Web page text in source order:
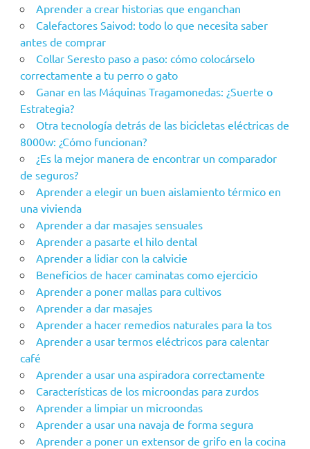
Aprender a crear historias que enganchan
Calefactores Saivod: todo lo que necesita saber
antes de comprar
Collar Seresto paso a paso: cómo colocárselo
correctamente a tu perro o gato
Ganar en las Máquinas Tragamonedas: ¿Suerte o
Estrategia?
Otra tecnología detrás de las bicicletas eléctricas de
8000w: ¿Cómo funcionan?
¿Es la mejor manera de encontrar un comparador
de seguros?
Aprender a elegir un buen aislamiento térmico en
una vivienda
Aprender a dar masajes sensuales
Aprender a pasarte el hilo dental
Aprender a lidiar con la calvicie
Beneficios de hacer caminatas como ejercicio
Aprender a poner mallas para cultivos
Aprender a dar masajes
Aprender a hacer remedios naturales para la tos
Aprender a usar termos eléctricos para calentar
café
Aprender a usar una aspiradora correctamente
Características de los microondas para zurdos
Aprender a limpiar un microondas
Aprender a usar una navaja de forma segura
Aprender a poner un extensor de grifo en la cocina